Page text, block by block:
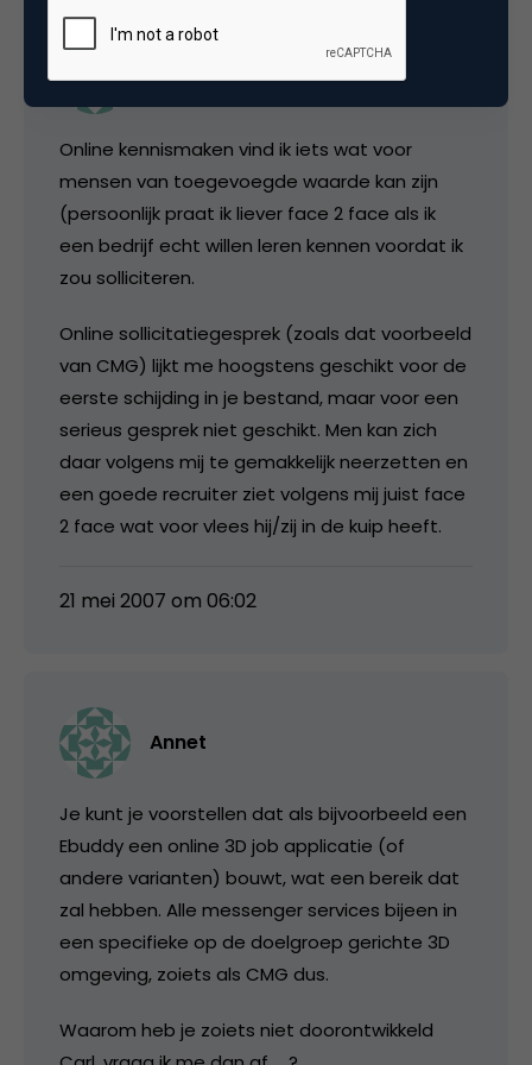
PB
Online kennismaken vind ik iets wat voor
mensen van toegevoegde waarde kan zijn
(persoonlijk praat ik liever face 2 face als ik
een bedrijf echt willen leren kennen voordat ik
zou solliciteren.
Online sollicitatiegesprek (zoals dat voorbeeld
van CMG) lijkt me hoogstens geschikt voor de
eerste schijding in je bestand, maar voor een
serieus gesprek niet geschikt. Men kan zich
daar volgens mij te gemakkelijk neerzetten en
een goede recruiter ziet volgens mij juist face
2 face wat voor vlees hij/zij in de kuip heeft.
21 mei 2007 om 06:02
Annet
Je kunt je voorstellen dat als bijvoorbeeld een
Ebuddy een online 3D job applicatie (of
andere varianten) bouwt, wat een bereik dat
zal hebben. Alle messenger services bijeen in
een specifieke op de doelgroep gerichte 3D
omgeving, zoiets als CMG dus.
Waarom heb je zoiets niet doorontwikkeld